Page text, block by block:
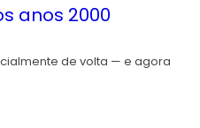
anos 2000
de volta — e agora